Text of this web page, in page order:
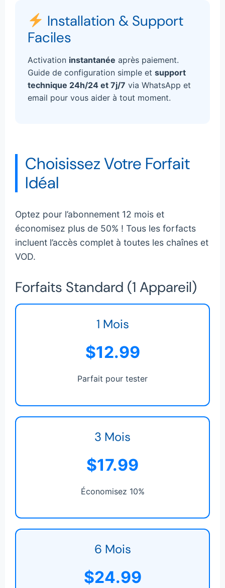
Installation & Support
Faciles
Activation instantanée après paiement.
Guide de configuration simple et support
technique 24h/24 et 7j/7 via WhatsApp et
email pour vous aider à tout moment.
Choisissez Votre Forfait
Idéal
Optez pour l’abonnement 12 mois et
économisez plus de 50% ! Tous les forfacts
incluent l’accès complet à toutes les chaînes et
VOD.
Forfaits Standard (1 Appareil)
1 Mois
$12.99
Parfait pour tester
3 Mois
$17.99
Économisez 10%
6 Mois
$24.99